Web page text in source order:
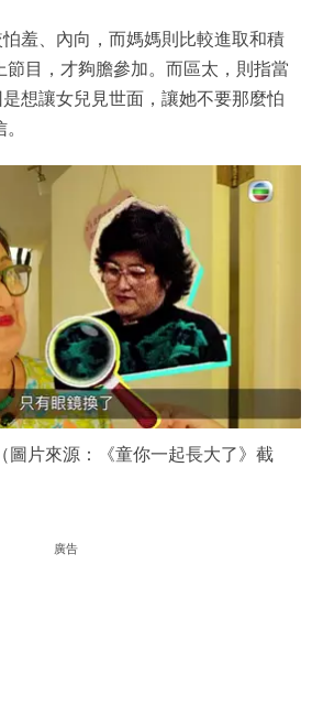
羞、內向，而媽媽則比較進取和積
節目，才夠膽參加。而區太，則指當
想讓女兒見世面，讓她不要那麼怕
圖片來源：《童你一起長大了》截
廣告